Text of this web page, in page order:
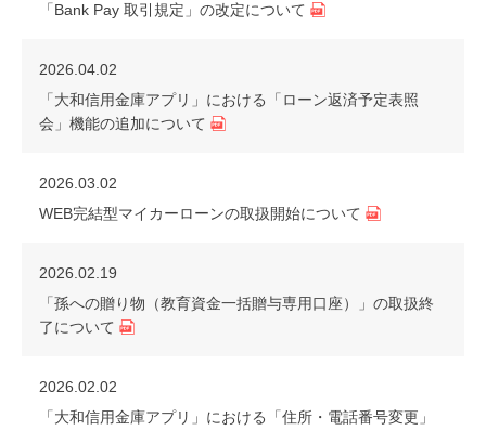
「Bank Pay 取引規定」の改定について
2026.04.02
「大和信用金庫アプリ」における「ローン返済予定表照
会」機能の追加について
2026.03.02
WEB完結型マイカーローンの取扱開始について
2026.02.19
「孫への贈り物（教育資金一括贈与専用口座）」の取扱終
了について
2026.02.02
「大和信用金庫アプリ」における「住所・電話番号変更」